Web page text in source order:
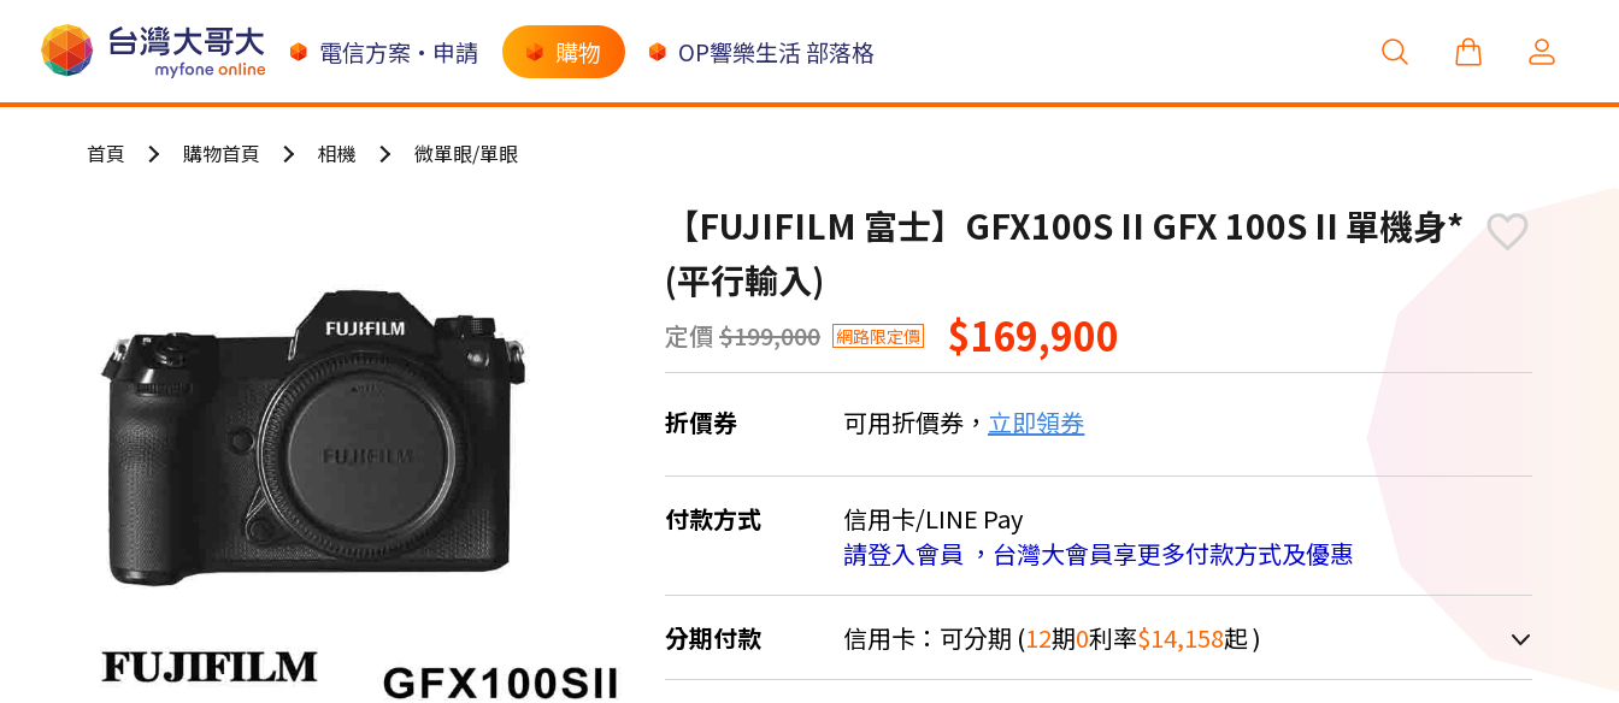
電信方案•申請 購物 OP響樂生活 部落格
首頁 購物首頁 相機 微單眼/單眼
【FUJIFILM 富士】GFX100S II GFX 100S II 單機身*
(平行輸入)
定價 $199,000 網路限定價 $169,900
折價券 可用折價券， 立即領券
付款方式
信用卡/LINE Pay
請登入會員 ，台灣大會員享更多付款方式及優惠
分期付款 信用卡：可分期 (12期0利率$14,158起 )
＊實際可分期數、適用利率，請以購物車顯示為主